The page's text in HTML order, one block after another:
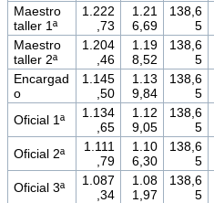
Maestro
taller 1ª
1.222
,73
1.21
6,69
138,6
5
Maestro
taller 2ª
1.204
,46
1.19
8,52
138,6
5
Encargad
o
1.145
,50
1.13
9,84
138,6
5
Oficial 1ª
1.134
,65
1.12
9,05
138,6
5
Oficial 2ª
1.111
,79
1.10
6,30
138,6
5
Oficial 3ª
1.087
,34
1.08
1,97
138,6
5